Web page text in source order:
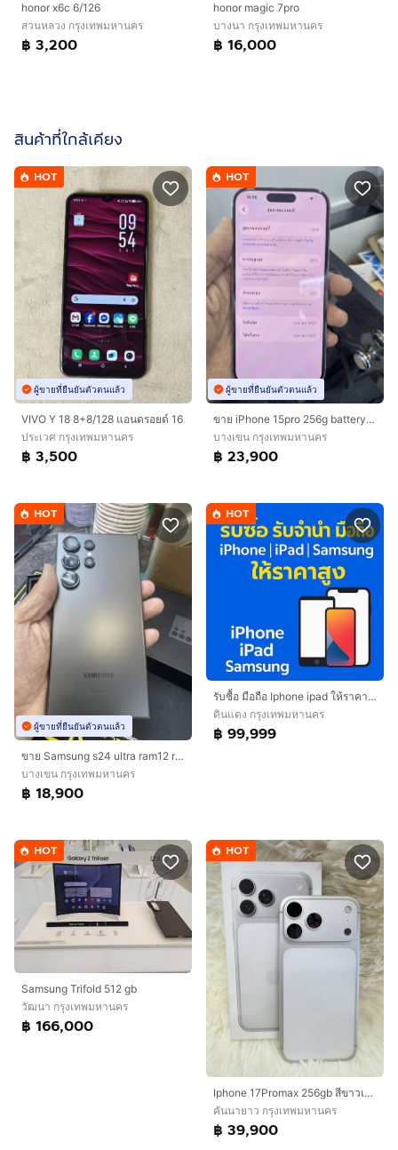
honor x6c 6/126
สวนหลวง กรุงเทพมหานคร
฿ 3,200
honor magic 7pro
บางนา กรุงเทพมหานคร
฿ 16,000
สินค้าที่ใกล้เคียง
HOT
ผู้ขายที่ยืนยันตัวตนแล้ว
VIVO Y 18 8+8/128 แอนดรอยด์ 16
ประเวศ กรุงเทพมหานคร
฿ 3,500
HOT
ผู้ขายที่ยืนยันตัวตนแล้ว
ขาย iPhone 15pro 256g battery 87 สีขาว ครบกล่อง ไม่มีรอย ใช้งานปกติ ราคา 23900 บาท นัดรับ กทม
บางเขน กรุงเทพมหานคร
฿ 23,900
HOT
ผู้ขายที่ยืนยันตัวตนแล้ว
ขาย Samsung s24 ultra ram12 rom256g พึ่งหมดประกัน ไม่มีตำหนิ ไม่มีรอย ใช้งานปกติิไม่ล็อคซิม ราคา 18900 บาท
บางเขน กรุงเทพมหานคร
฿ 18,900
HOT
รับซื้อ มือถือ Iphone ipad ให้ราคาสูง
ดินแดง กรุงเทพมหานคร
฿ 99,999
HOT
Samsung Trifold 512 gb
วัฒนา กรุงเทพมหานคร
฿ 166,000
HOT
Iphone 17Promax 256gb สีขาวเครื่องสวย ยกกล่อง เดิมๆสุขภาพแบต 94%ประกันเหลือ 30/11/2569อุปกรณ์ สายชาร์จแท้ กล่องเดิมเลขตรงกล่องนัดรับได้ รามอินทรา83 กม8 กม9
คันนายาว กรุงเทพมหานคร
฿ 39,900